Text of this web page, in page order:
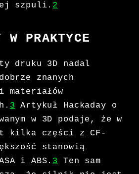
szpuli. 2
W PRAKTYCE
druku 3D nadal
znanych
materiałów
3 Artykuł Hackaday o
w 3D podaje, że w
kilka części z CF-
stanowią
i ABS. 3
Ten sam